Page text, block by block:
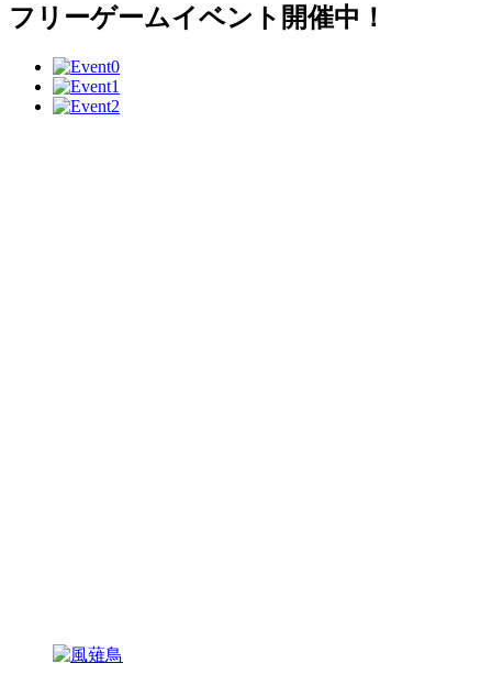
フリーゲームイベント開催中！